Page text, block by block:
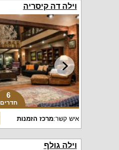
וילה דה קיסריה
6
חדרים
איש קשר:מרכז הזמנות
וילה גולף